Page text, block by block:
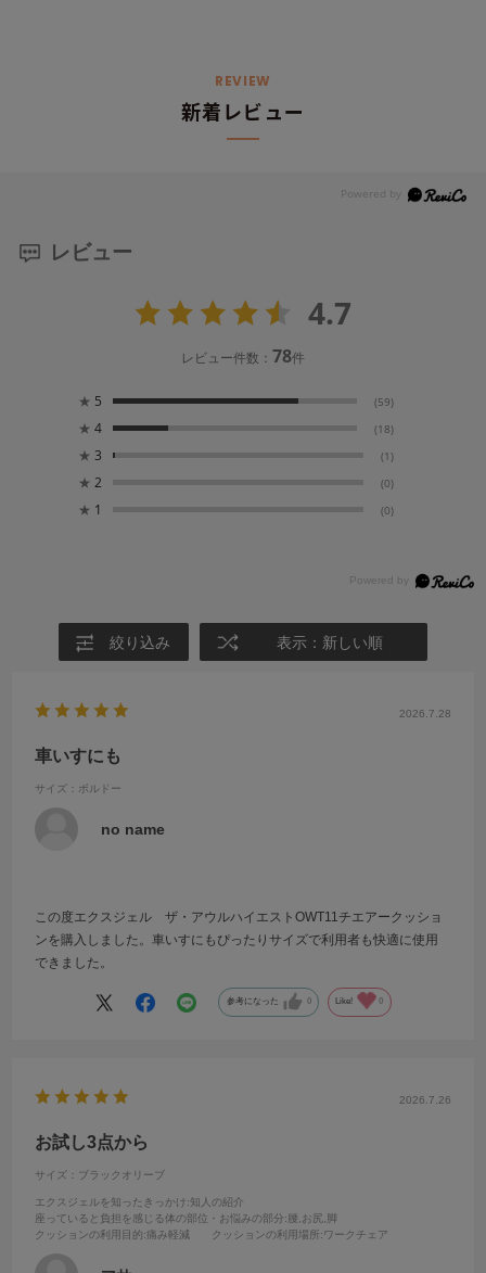
REVIEW
新着レビュー
レビュー
4.7
レビュー件数： 78件
★ 5 (59)
★ 4 (18)
★ 3 (1)
★ 2 (0)
★ 1 (0)
絞り込み 表示：新しい順
2026.7.28
車いすにも
サイズ：ボルドー
no name
この度エクスジェル ザ・アウルハイエストOWT11チエアークッショ
ンを購入しました。車いすにもぴったりサイズで利用者も快適に使用
できました。
参考になった 0 Like! 0
2026.7.26
お試し3点から
サイズ：ブラックオリーブ
エクスジェルを知ったきっかけ :知人の紹介
座っていると負担を感じる体の部位・お悩みの部分:腰,お尻,脚
クッションの利用目的:痛み軽減 クッションの利用場所:ワークチェア